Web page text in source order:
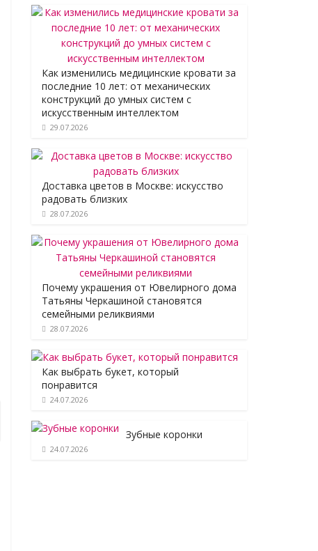
Как изменились медицинские кровати за
последние 10 лет: от механических
конструкций до умных систем с
искусственным интеллектом
29.07.2026
Доставка цветов в Москве: искусство
радовать близких
28.07.2026
Почему украшения от Ювелирного дома
Татьяны Черкашиной становятся
семейными реликвиями
28.07.2026
Как выбрать букет, который
понравится
24.07.2026
Зубные коронки
24.07.2026